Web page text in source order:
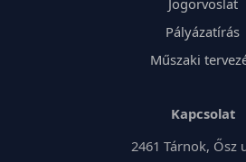
Pályázatírás
Műszaki
Kapcsolat
2461 Tárnok, Ősz